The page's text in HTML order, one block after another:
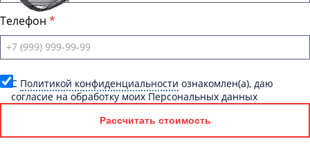
Телефон
C Политикой конфиденциальности ознакомлен(а), даю
согласие на обработку моих Персональных данных
Рассчитать стоимость